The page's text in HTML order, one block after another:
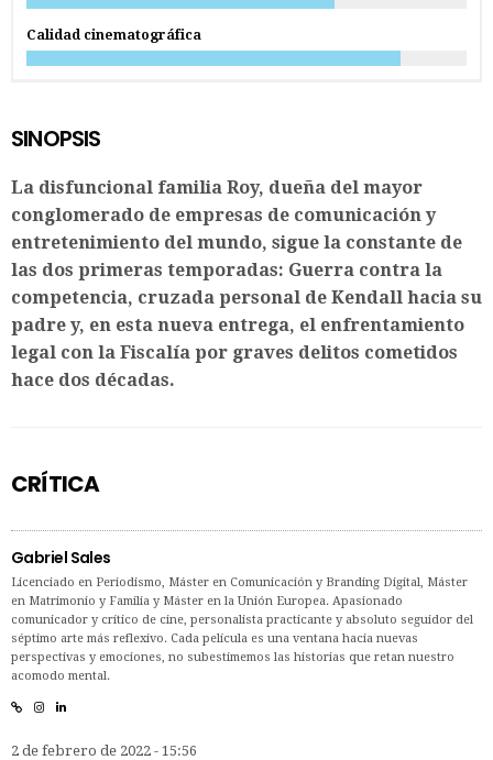
Calidad cinematográfica
SINOPSIS
La disfuncional familia Roy, dueña del mayor
conglomerado de empresas de comunicación y
entretenimiento del mundo, sigue la constante de
las dos primeras temporadas: Guerra contra la
competencia, cruzada personal de Kendall hacia su
padre y, en esta nueva entrega, el enfrentamiento
legal con la Fiscalía por graves delitos cometidos
hace dos décadas.
CRÍTICA
Gabriel Sales
Licenciado en Periodismo, Máster en Comunicación y Branding Digital, Máster
en Matrimonio y Familia y Máster en la Unión Europea. Apasionado
comunicador y crítico de cine, personalista practicante y absoluto seguidor del
séptimo arte más reflexivo. Cada película es una ventana hacia nuevas
perspectivas y emociones, no subestimemos las historias que retan nuestro
acomodo mental.
2 de febrero de 2022 - 15:56